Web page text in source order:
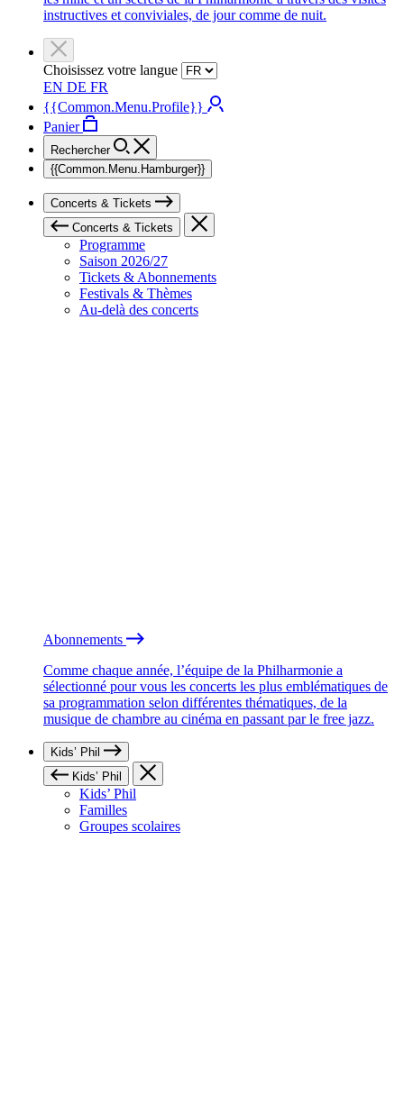
instructives et conviviales, de jour comme de nuit.
Choisissez votre langue
EN DE FR
{{Common.Menu.Profile}}
Panier
Rechercher
{{Common.Menu.Hamburger}}
Concerts & Tickets
Concerts & Tickets
Programme
Saison 2026/27
Tickets & Abonnements
Festivals & Thèmes
Au-delà des concerts
Abonnements
Comme chaque année, l’équipe de la Philharmonie a
sélectionné pour vous les concerts les plus emblématiques de
sa programmation selon différentes thématiques, de la
musique de chambre au cinéma en passant par le free jazz.
Kids’ Phil
Kids’ Phil
Kids’ Phil
Familles
Groupes scolaires